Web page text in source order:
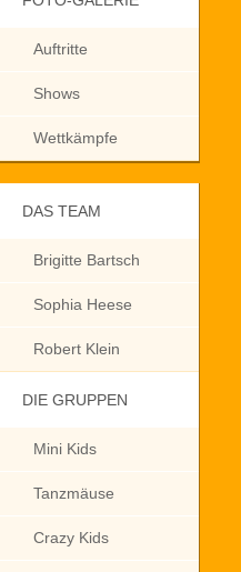
Auftritte
Shows
Wettkämpfe
DAS TEAM
Brigitte Bartsch
Sophia Heese
Robert Klein
DIE GRUPPEN
Mini Kids
Tanzmäuse
Crazy Kids